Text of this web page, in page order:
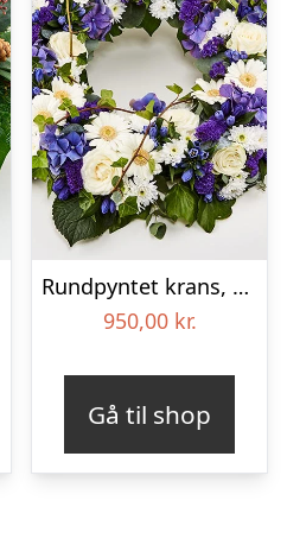
Rundpyntet krans, blå og hvid – Blomster til begravelse
950,00 kr.
Gå til shop